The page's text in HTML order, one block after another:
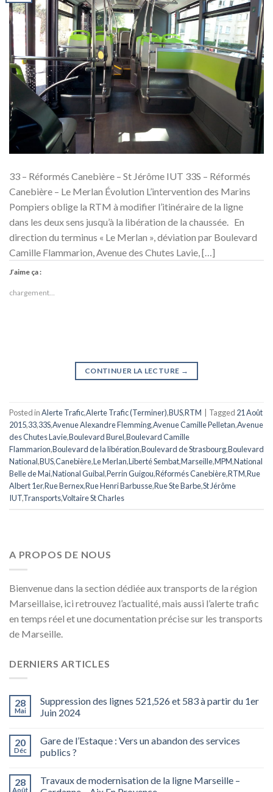
33 – Réformés Canebière – St Jérôme IUT 33S – Réformés
Canebière – Le Merlan Évolution L’intervention des Marins
Pompiers oblige la RTM à modifier l’itinéraire de la ligne
dans les deux sens jusqu’à la libération de la chaussée. En
direction du terminus « Le Merlan », déviation par Boulevard
Camille Flammarion, Avenue des Chutes Lavie, […]
J’aime ça :
chargement…
CONTINUER LA LECTURE →
Posted inAlerte Trafic,Alerte Trafic (Terminer),BUS,RTM Tagged 21 Août
2015,33,33S,Avenue Alexandre Flemming,Avenue Camille Pelletan,Avenue
des Chutes Lavie,Boulevard Burel,Boulevard Camille
Flammarion,Boulevard de la libération,Boulevard de Strasbourg,Boulevard
National,BUS,Canebière,Le Merlan,Liberté Sembat,Marseille,MPM,National
Belle de Mai,National Guibal,Perrin Guigou,Réformés Canebière,RTM,Rue
Albert 1er,Rue Bernex,Rue Henri Barbusse,Rue Ste Barbe,St Jérôme
IUT,Transports,Voltaire St Charles
A PROPOS DE NOUS
Bienvenue dans la section dédiée aux transports de la région
Marseillaise, ici retrouvez l’actualité, mais aussi l’alerte trafic
en temps réel et une documentation précise sur les transports
de Marseille.
DERNIERS ARTICLES
28
Mai
Suppression des lignes 521,526 et 583 à partir du 1er
Juin 2024
20
Déc
Gare de l’Estaque : Vers un abandon des services
publics ?
28
Août
Travaux de modernisation de la ligne Marseille –